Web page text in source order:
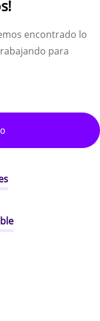
encontrado lo
para